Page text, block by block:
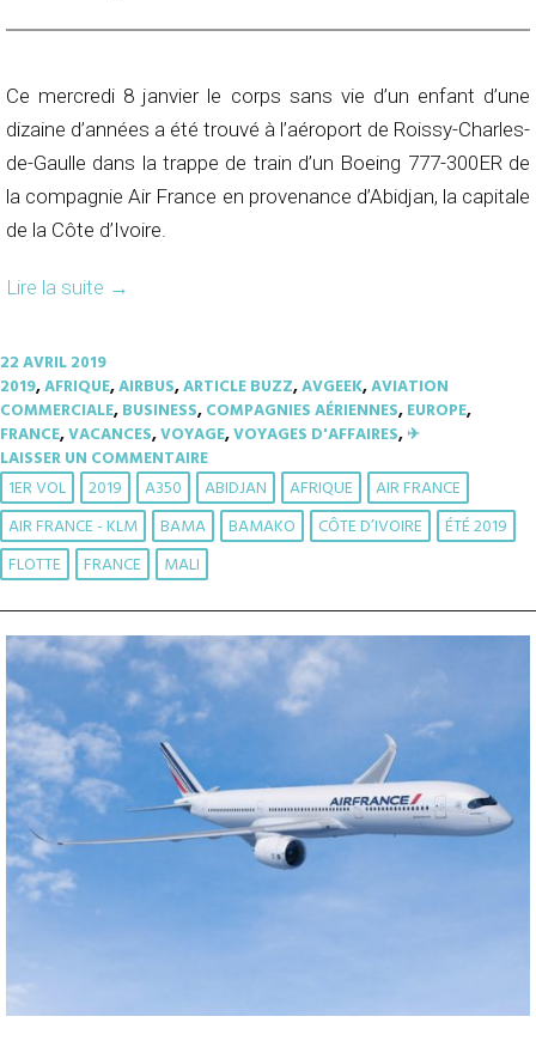
Ce mercredi 8 janvier le corps sans vie d’un enfant d’une
dizaine d’années a été trouvé à l’aéroport de Roissy-Charles-
de-Gaulle dans la trappe de train d’un Boeing 777-300ER de
la compagnie Air France en provenance d’Abidjan, la capitale
de la Côte d’Ivoire.
Lire la suite →
22 AVRIL 2019
2019,AFRIQUE,AIRBUS,ARTICLE BUZZ,AVGEEK,AVIATION
COMMERCIALE,BUSINESS,COMPAGNIES AÉRIENNES,EUROPE,
FRANCE,VACANCES,VOYAGE,VOYAGES D'AFFAIRES,✈︎
LAISSER UN COMMENTAIRE
1ER VOL 2019 A350 ABIDJAN AFRIQUE
AIR FRANCE
AIR FRANCE - KLM
BAMA BAMAKO CÔTE D’IVOIRE
ÉTÉ 2019
FLOTTE
FRANCE MALI